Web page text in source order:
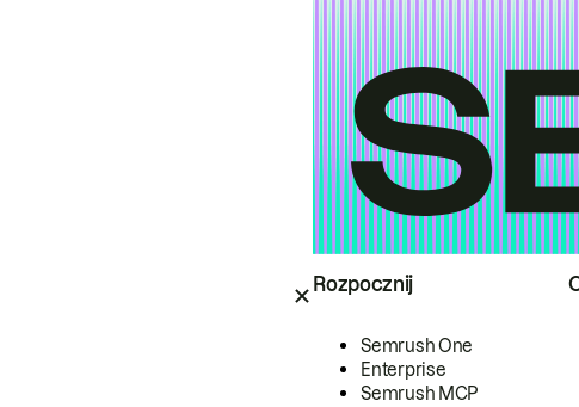
Rozpocznij
Semrush One
Enterprise
Semrush MCP